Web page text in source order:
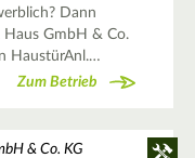
Dann
GmbH & Co.
HaustürAnl.…
Zum Betrieb
& Co. KG